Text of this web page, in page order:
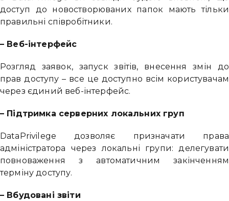
доступ до новостворюваних папок мають тільки
правильні співробітники.
– Веб-інтерфейс
Розгляд заявок, запуск звітів, внесення змін до
прав доступу – все це доступно всім користувачам
через єдиний веб-інтерфейс.
– Підтримка серверних локальних груп
DataPrivilege дозволяє призначати права
адміністратора через локальні групи: делегувати
повноваження з автоматичним закінченням
терміну доступу.
– Вбудовані звіти